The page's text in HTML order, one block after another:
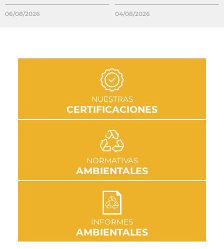
06/08/2026 04/08/2026
NUESTRAS
CERTIFICACIONES
IR A SECCIÓN
NORMATIVAS
AMBIENTALES
IR A SECCIÓN
INFORMES
AMBIENTALES
IR A SECCIÓN